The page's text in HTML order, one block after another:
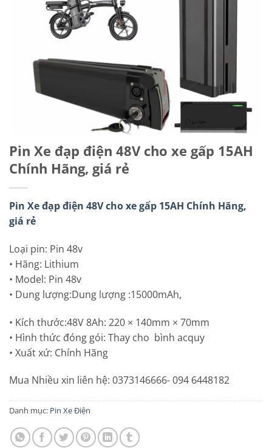
Pin Xe đạp điện 48V cho xe gấp 15AH
Chính Hãng, giá rẻ
Pin Xe đạp điện 48V cho xe gấp 15AH Chính Hãng,
giá rẻ
Loại pin: Pin 48v
• Hãng: Lithium
• Model: Pin 48v
• Dung lượng:Dung lượng :15000mAh,
• Kích thước:48V 8Ah: 220 × 140mm × 70mm
• Hình thức đóng gói: Thay cho bình acquy
• Xuất xứ: Chính Hãng
Mua Nhiều xin liên hệ: 0373146666- 094 6448182
Danh mục: Pin Xe Điện